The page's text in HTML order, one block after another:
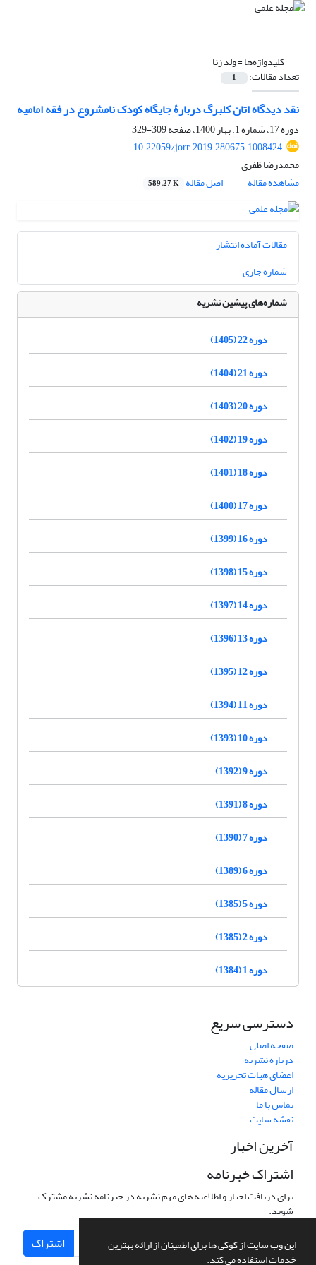
این وب سایت از کوکی ها برای اطمینان از ارائه بهترین
خدمات استفاده می کند.
کلیدواژه‌ها =ولد زنا
تعداد مقالات: 1
نقد دیدگاه اتان کلبرگ دربارۀ جایگاه کودک نامشروع در فقه امامیه
دوره 17، شماره 1، بهار 1400، صفحه
309-329
10.22059/jorr.2019.280675.1008424
محمدرضا ظفری
مشاهده مقاله
اصل مقاله 589.27 K
مقالات آماده انتشار
شماره جاری
شماره‌های پیشین نشریه
دوره 22 (1405)
دوره 21 (1404)
دوره 20 (1403)
دوره 19 (1402)
دوره 18 (1401)
دوره 17 (1400)
دوره 16 (1399)
دوره 15 (1398)
دوره 14 (1397)
دوره 13 (1396)
دوره 12 (1395)
دوره 11 (1394)
دوره 10 (1393)
دوره 9 (1392)
دوره 8 (1391)
دوره 7 (1390)
دوره 6 (1389)
دوره 5 (1385)
دوره 2 (1385)
دوره 1 (1384)
دسترسی سریع
صفحه اصلی
درباره نشریه
اعضای هیات تحریریه
ارسال مقاله
تماس با ما
نقشه سایت
آخرین اخبار
اشتراک خبرنامه
برای دریافت اخبار و اطلاعیه های مهم نشریه در خبرنامه نشریه مشترک
شوید.
اشتراک